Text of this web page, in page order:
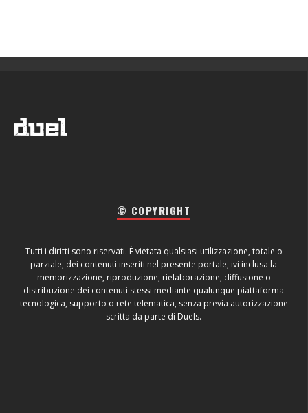
© COPYRIGHT
Tutti i diritti sono riservati. È vietata qualsiasi utilizzazione, totale o
parziale, dei contenuti inseriti nel presente portale, ivi inclusa la
memorizzazione, riproduzione, rielaborazione, diffusione o
distribuzione dei contenuti stessi mediante qualunque piattaforma
tecnologica, supporto o rete telematica, senza previa autorizzazione
scritta da parte di Duels.